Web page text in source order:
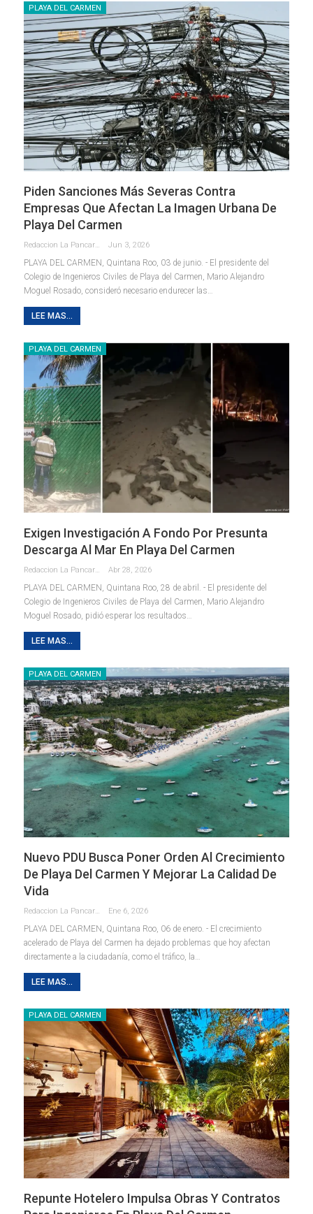
PLAYA DEL CARMEN
Piden Sanciones Más Severas Contra
Empresas Que Afectan La Imagen Urbana De
Playa Del Carmen
Redaccion La Pancarta De Quintana Roo Jun 3, 2026
PLAYA DEL CARMEN, Quintana Roo, 03 de junio. - El presidente del
Colegio de Ingenieros Civiles de Playa del Carmen, Mario Alejandro
Moguel Rosado, consideró necesario endurecer las…
LEE MAS...
PLAYA DEL CARMEN
Exigen Investigación A Fondo Por Presunta
Descarga Al Mar En Playa Del Carmen
Abr 28, 2026
PLAYA DEL CARMEN, Quintana Roo, 28 de abril. - El presidente del
Colegio de Ingenieros Civiles de Playa del Carmen, Mario Alejandro
Moguel Rosado, pidió esperar los resultados
LEE MAS...
PLAYA DEL CARMEN
Nuevo PDU Busca Poner Orden Al Crecimiento
De Playa Del Carmen Y Mejorar La Calidad De
Vida
Redaccion La Pancarta De Quintana Roo Ene 6, 2026
PLAYA DEL CARMEN, Quintana Roo, 06 de enero. - El crecimiento
acelerado de Playa del Carmen ha dejado problemas que hoy afectan
directamente a la ciudadanía, como el tráfico, la
LEE MAS...
PLAYA DEL CARMEN
Repunte Hotelero Impulsa Obras Y Contratos